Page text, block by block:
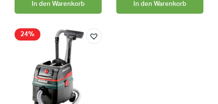
In den Warenkorb In den Warenkorb
24%